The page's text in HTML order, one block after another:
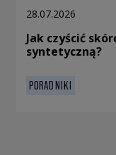
28.07.2026
Jak czyścić
syntetyczną?
PORADNIKI